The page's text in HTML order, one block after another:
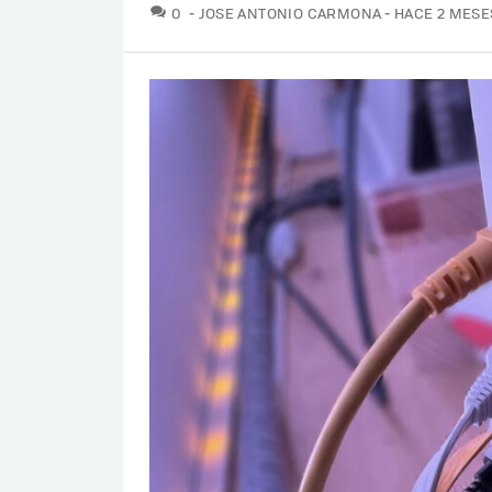
0 COMENTARIOS
JOSE ANTONIO CARMONA HACE 2